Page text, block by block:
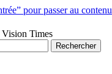
pour passer au contenu
Vision Times